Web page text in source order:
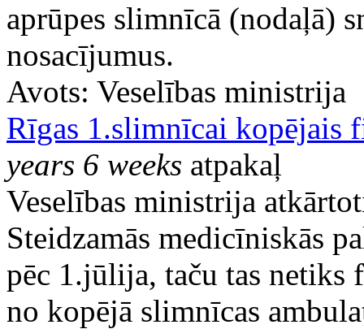
aprūpes slimnīcā (nodaļā)
nosacījumus.
Avots: Veselības ministrija
Rīgas 1.slimnīcai kopējais
years 6 weeks atpakaļ
Veselības ministrija
Steidzamās medicīniskās
pēc 1.jūlija, taču tas netiks
no kopējā slimnīcas